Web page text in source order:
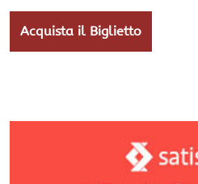
Acquista il Biglietto